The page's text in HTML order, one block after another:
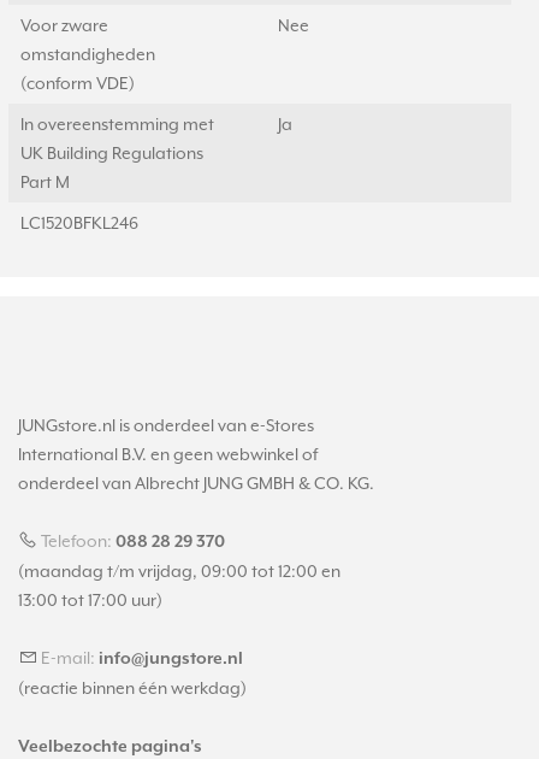
Voor zware
omstandigheden
(conform VDE)
Nee
In overeenstemming met
UK Building Regulations
Part M
Ja
LC1520BFKL246
JUNGstore.nl is onderdeel van e-Stores
International B.V. en geen webwinkel of
onderdeel van Albrecht JUNG GMBH & CO. KG.
Telefoon: 088 28 29 370
(maandag t/m vrijdag, 09:00 tot 12:00 en
13:00 tot 17:00 uur)
E-mail: info@jungstore.nl
(reactie binnen één werkdag)
Veelbezochte pagina's